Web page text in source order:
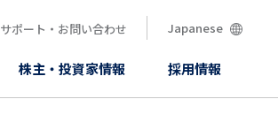
Japanese
株主・投資家情報 採用情報
サポート・お問い合わせ